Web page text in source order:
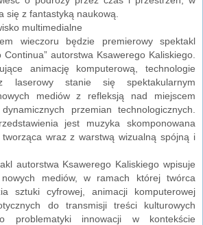
się z fantastyką naukową.
multimedialne
wieczoru będzie premierowy spektakl
Continua” autorstwa Ksawerego Kaliskiego.
animację komputerową, technologie
laserowy stanie się spektakularnym
mediów z refleksją nad miejscem
przemian technologicznych.
jest muzyka skomponowana
tworząca wraz z warstwą wizualną spójną i
autorstwa Ksawerego Kaliskiego wpisuje
mediów, w ramach której twórca
sztuki cyfrowej, animacji komputerowej
do transmisji treści kulturowych
problematyki innowacji w kontekście